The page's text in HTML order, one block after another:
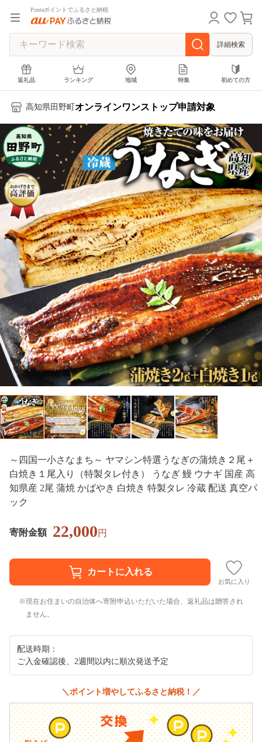
Pontaポイントでふるさと納税
詳細検索
返礼品 ランキング 地域 特集 初めての方
高知県田野町 オンラインワンストップ申請対象
～四国一小さなまち～ ヤマシン特選うなぎの蒲焼き２尾＋
白焼き１尾入り（特製タレ付き） うなぎ 鰻 ウナギ 国産 高
知県産 2尾 蒲焼 かばやき 白焼き 特製タレ 冷蔵 配送 真空パ
ック
寄附金額 22,000円
お気に入り
現在お住まいの自治体へ寄附申込いただいた場合、返礼品は贈答され
ません。
配送時期：
ご入金確認後、2週間以内に順次発送予定
＼ポイント増やしてふるさと納税！／